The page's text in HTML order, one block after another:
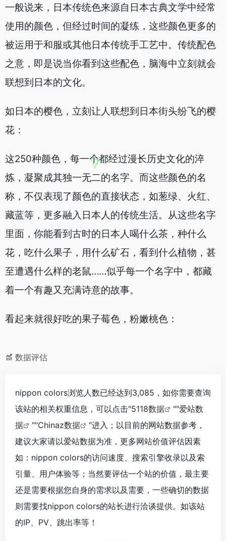
一般说来，日本传统色来源自日本古典文学中经常
使用的颜色，但经过时间的凝练，这些颜色更多的
被运用于和服或其他日本传统手工艺中。传统配色
之意，即是说当你看到这些配色，脑海中立刻就会
联想到日本的文化。
如日本的樱色，立刻让人联想到日本街头纷飞的樱
花：
这250种颜色，每一个都经过漫长历史文化的淬
炼，凝聚成其独一无二的名字。而这些颜色的名
称，不仅表现了颜色的直接状态，如葱绿、火红、
藏蓝等，更多融入日本人的传统生活。从这些名字
里面，你能看到古时的日本人喝什么茶，种什么
花，吃什么果子，用什么矿石，看到什么植物，甚
至遭遇什么样的老鼠……似乎每一个名字中，都藏
着一个有趣又充满诗意的故事。
看起来就很好吃的果子莓色，粉嫩桃色：
数据评估
nippon colors浏览人数已经达到3,085，如你需要查询
该站的相关权重信息，可以点击"5118数据 ""爱站数
据
""Chinaz数据
"进入；以目前的网站数据参考，
建议大家请以爱站数据为准，更多网站价值评估因素
如：nippon colors的访问速度、搜索引擎收录以及索
引量、用户体验等；当然要评估一个站的价值，最主要
还是需要根据您自身的需求以及需要，一些确切的数据
则需要找nippon colors的站长进行洽谈提供。如该站
的IP、PV、跳出率等！